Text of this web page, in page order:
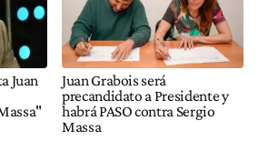
Juan
Juan Grabois será
precandidato a Presidente y
habrá PASO contra Sergio
Massa